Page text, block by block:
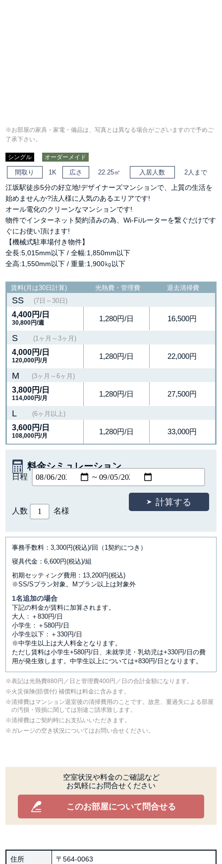
※お部屋の家具・家電・備品は、写真とは異なる場合がございますので予めご
了承下さい。
シングル オーダーメイド
間取り 1K 広さ 22.25㎡ 入居人数 2人まで
江坂駅徒歩5分の好立地!デザイナーズマンションで、上質の生活を
始めませんか?法人様に人気のあるエリアです!
オール電化のクリーンなマンションです!
物件でインターネット契約済みの為、Wi-Fiルーターを繋ぐだけです
ぐにお使い頂けます!
【機械式駐車場付き物件】
全長:5,015mm以下 / 全幅:1,850mm以下
全高:1,550mm以下 / 重量:1,900㎏以下
賃料(月は30日計算) 光熱費・管理費 退去清掃費
SS (7日～30日)
4,400円/日
30,800円/週 1,280円/日 16,500円
S (1ヶ月～3ヶ月)
4,000円/日
120,000円/月 1,280円/日 22,000円
M (3ヶ月～6ヶ月)
3,800円/日
114,000円/月 1,280円/日 27,500円
L (6ヶ月以上)
3,600円/日
108,000円/月 1,280円/日 33,000円
料金シミュレーション
人数 名様
日程 ～
事務手数料：3,300円(税込)/回（1契約につき）
寝具代金：6,600円(税込)/組
初期セッティング費用：13,200円(税込)
※SS/Sプラン対象。Mプラン以上は対象外
1名追加の場合
下記の料金が賃料に加算されます。
大人：＋830円/日
小学生：＋580円/日
小学生以下：＋330円/日
※中学生以上は大人料金となります。
ただし賃料は小学生+580円/日、未就学児・乳幼児は+330円/日の費
用が発生致します。中学生以上については+830円/日となります。
表記は光熱費880円／日と管理費400円／日の合計金額になります。
⽕災保険(賠償付) 補償料は料⾦に含みます。
清掃費はマンション退室後の清掃費用のことです。故意、重過失による部屋
の汚損・毀損に関しては別途ご請求致します。
清掃費はご契約時にお支払いいただきます。
ガレージの空き状況についてはお問い合せください。
空室状況や料金のご確認など
お気軽にお問合せください
このお部屋について問合せる
住所
〒564-0063